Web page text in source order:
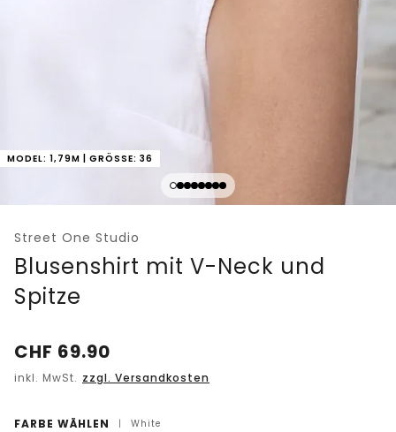
MODEL: 1,79M | GRÖSSE: 36
Street One Studio
Blusenshirt mit V-Neck und
Spitze
CHF 69.90
inkl. MwSt. zzgl. Versandkosten
FARBE WÄHLEN | White